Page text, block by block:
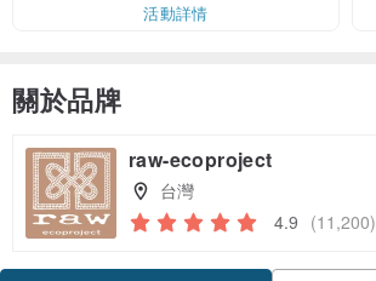
活動詳情
關於品牌
raw-ecoproject
台灣
4.9 (11,200)